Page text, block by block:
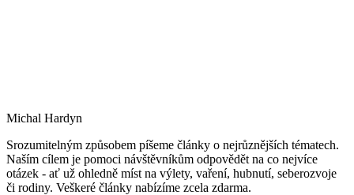
Michal Hardyn
Srozumitelným způsobem píšeme články o nejrůznějších tématech.
Naším cílem je pomoci návštěvníkům odpovědět na co nejvíce
otázek - ať už ohledně míst na výlety, vaření, hubnutí, seberozvoje
či rodiny. Veškeré články nabízíme zcela zdarma.